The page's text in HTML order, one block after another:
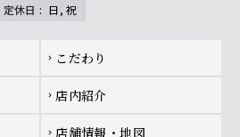
定休日 : 日, 祝
chevron_right こだわり
chevron_right 店内紹介
chevron_right 店舗情報・地図